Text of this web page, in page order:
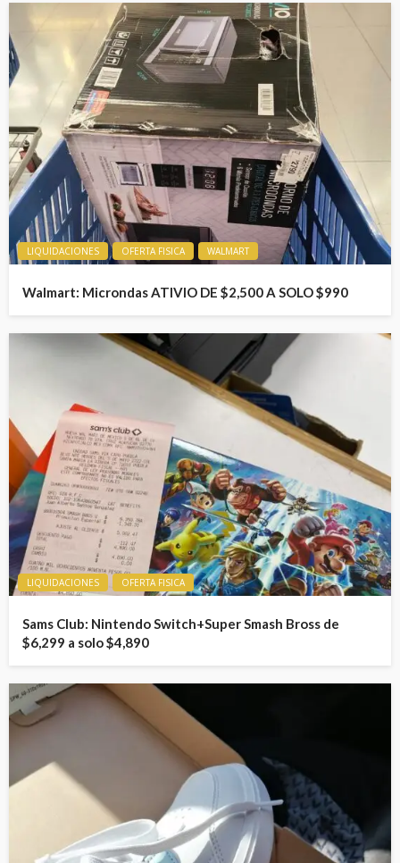
LIQUIDACIONES OFERTA FISICA WALMART
Walmart: Microndas ATIVIO DE $2,500 A SOLO $990
LIQUIDACIONES OFERTA FISICA
Sams Club: Nintendo Switch+Super Smash Bross de
$6,299 a solo $4,890